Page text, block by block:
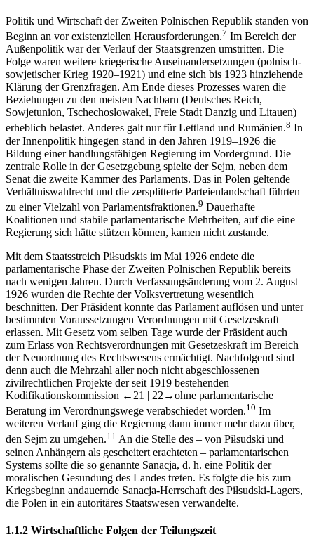
Politik und Wirtschaft der Zweiten Polnischen Republik standen von
Beginn an vor existenziellen Herausforderungen.7 Im Bereich der
Außenpolitik war der Verlauf der Staatsgrenzen umstritten. Die
Folge waren weitere kriegerische Auseinandersetzungen (polnisch-
sowjetischer Krieg 1920–1921) und eine sich bis 1923 hinziehende
Klärung der Grenzfragen. Am Ende dieses Prozesses waren die
Beziehungen zu den meisten Nachbarn (Deutsches Reich,
Sowjetunion, Tschechoslowakei, Freie Stadt Danzig und Litauen)
erheblich belastet. Anderes galt nur für Lettland und Rumänien.8 In
der Innenpolitik hingegen stand in den Jahren 1919–1926 die
Bildung einer handlungsfähigen Regierung im Vordergrund. Die
zentrale Rolle in der Gesetzgebung spielte der Sejm, neben dem
Senat die zweite Kammer des Parlaments. Das in Polen geltende
Verhältniswahlrecht und die zersplitterte Parteienlandschaft führten
zu einer Vielzahl von Parlamentsfraktionen.9 Dauerhafte
Koalitionen und stabile parlamentarische Mehrheiten, auf die eine
Regierung sich hätte stützen können, kamen nicht zustande.
Mit dem Staatsstreich Piłsudskis im Mai 1926 endete die
parlamentarische Phase der Zweiten Polnischen Republik bereits
nach wenigen Jahren. Durch Verfassungsänderung vom 2. August
1926 wurden die Rechte der Volksvertretung wesentlich
beschnitten. Der Präsident konnte das Parlament auflösen und unter
bestimmten Voraussetzungen Verordnungen mit Gesetzeskraft
erlassen. Mit Gesetz vom selben Tage wurde der Präsident auch
zum Erlass von Rechtsverordnungen mit Gesetzeskraft im Bereich
der Neuordnung des Rechtswesens ermächtigt. Nachfolgend sind
denn auch die Mehrzahl aller noch nicht abgeschlossenen
zivilrechtlichen Projekte der seit 1919 bestehenden
Kodifikationskommission ←21 | 22→ohne parlamentarische
Beratung im Verordnungswege verabschiedet worden.10 Im
weiteren Verlauf ging die Regierung dann immer mehr dazu über,
den Sejm zu umgehen.11 An die Stelle des – von Piłsudski und
seinen Anhängern als gescheitert erachteten – parlamentarischen
Systems sollte die so genannte Sanacja, d. h. eine Politik der
moralischen Gesundung des Landes treten. Es folgte die bis zum
Kriegsbeginn andauernde Sanacja-Herrschaft des Piłsudski-Lagers,
die Polen in ein autoritäres Staatswesen verwandelte.
1.1.2 Wirtschaftliche Folgen der Teilungszeit